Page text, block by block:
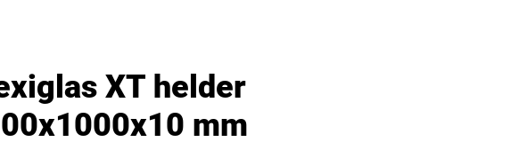
XT helder
mm